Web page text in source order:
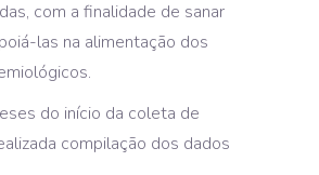
com a finalidade de sanar
las na alimentação dos
do início da coleta de
compilação dos dados